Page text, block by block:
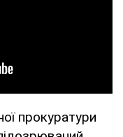
прокуратури